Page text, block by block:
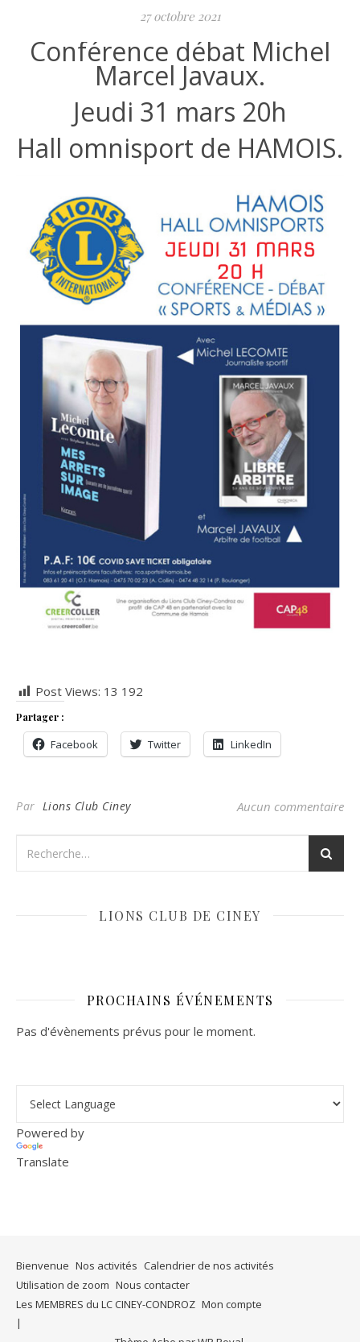
27 octobre 2021
Conférence débat Michel
Marcel Javaux.
Jeudi 31 mars 20h
Hall omnisport de HAMOIS.
Post Views: 13 192
Partager :
Facebook Twitter LinkedIn
Par Lions Club Ciney Aucun commentaire
LIONS CLUB DE CINEY
PROCHAINS ÉVÉNEMENTS
Pas d'évènements prévus pour le moment.
Powered by
Translate
Bienvenue Nos activités Calendrier de nos activités
Utilisation de zoom Nous contacter
Les MEMBRES du LC CINEY-CONDROZ Mon compte